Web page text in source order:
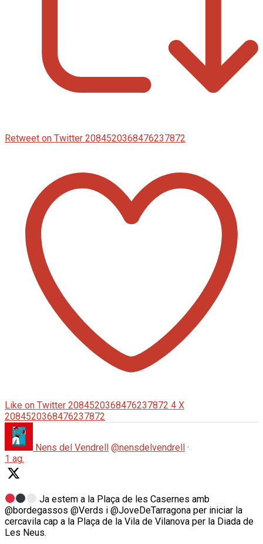
Retweet on Twitter 2084520368476237872
Like on Twitter 2084520368476237872 4 X
2084520368476237872
Nens del Vendrell @nensdelvendrell ·
1 ag.
Ja estem a la Plaça de les Casernes amb
@bordegassos @Verds i @JoveDeTarragona per iniciar la
cercavila cap a la Plaça de la Vila de Vilanova per la Diada de
Les Neus.